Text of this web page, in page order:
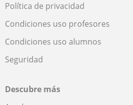
Política de privacidad
Condiciones uso profesores
Condiciones uso alumnos
Seguridad
Descubre más